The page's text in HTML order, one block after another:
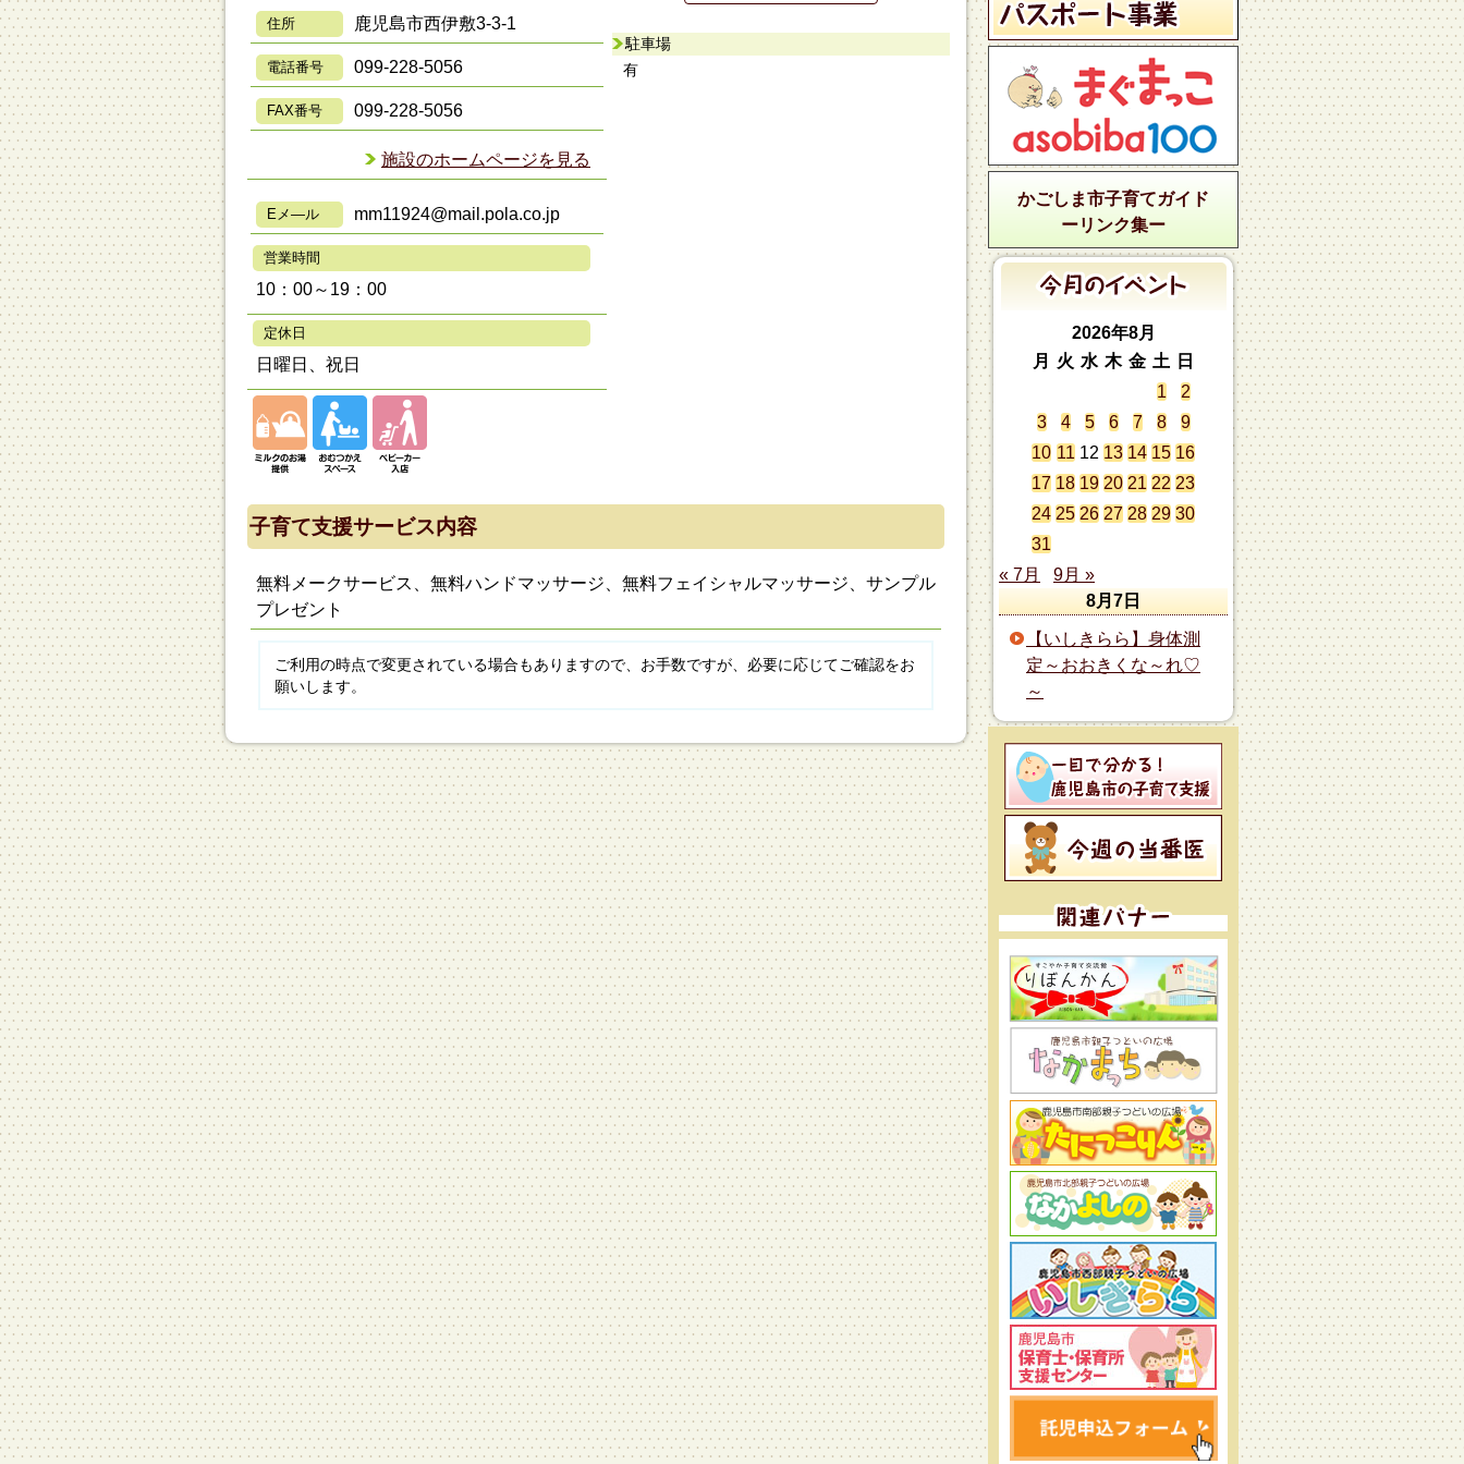
駐車場
有
住所 鹿児島市西伊敷3-3-1
電話番号 099-228-5056
FAX番号 099-228-5056
施設のホームページを見る
Eメ―ル mm11924@mail.pola.co.jp
営業時間
10：00～19：00
定休日
日曜日、祝日
子育て支援サービス内容
無料メークサービス、無料ハンドマッサージ、無料フェイシャルマッサージ、サンプル
プレゼント
ご利用の時点で変更されている場合もありますので、お手数ですが、必要に応じてご確認をお
願いします。
かごしま市子育てガイド
ーリンク集ー
2026年8月
月
火 水 木 金 土
日
1
2
3
4 5 6 7 8
9
10 11 12 13 14 15 16
17 18 19 20 21 22 23
24 25 26 27 28 29 30
31
« 7月
9月 »
8月7日
【いしきらら】身体測
定～おおきくな～れ♡
～